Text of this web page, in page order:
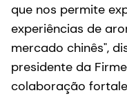
que nos permite
experiências de
mercado chinês",
presidente da
colaboração